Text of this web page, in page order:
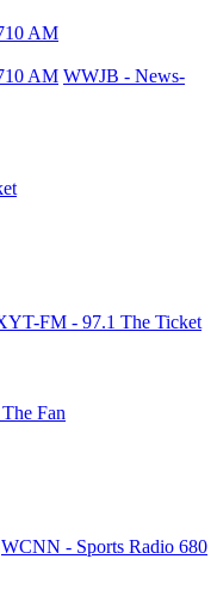
AM
AM WWJB - News-
FM - 97.1 The Ticket
Fan
WCNN - Sports Radio 680